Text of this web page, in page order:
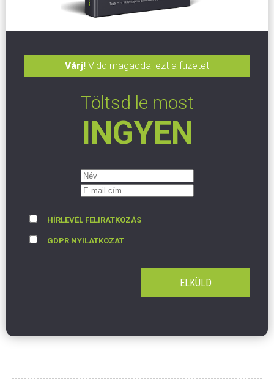
Várj! Vidd magaddal ezt a füzetet
Töltsd le most
INGYEN
HÍRLEVÉL FELIRATKOZÁS
GDPR NYILATKOZAT